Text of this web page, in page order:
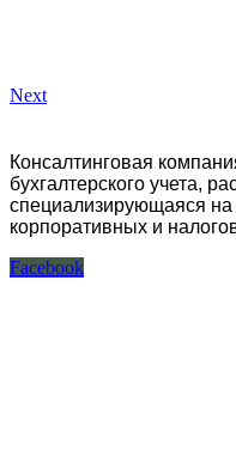
Next
Консалтинговая
бухгалтерского учета,
специализирующаяся
корпоративных и
Facebook